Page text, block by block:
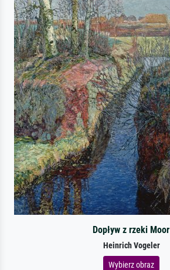
Dopływ z rzeki Moor
Heinrich Vogeler
Wybierz obraz